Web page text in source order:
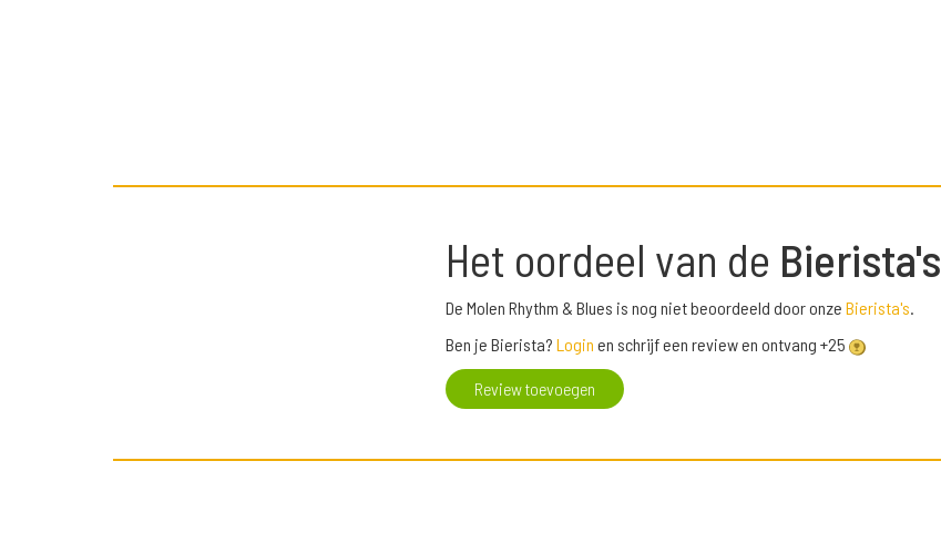
Het oordeel van de Bierista's
De Molen Rhythm & Blues is nog niet beoordeeld door onze Bierista's.
Ben je Bierista? Login en schrijf een review en ontvang +25
Review toevoegen